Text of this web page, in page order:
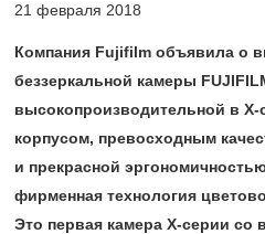
21 февраля 2018
Компания Fujifilm объявила о
беззеркальной камеры
высокопроизводительной в X-
корпусом, превосходным
и прекрасной
фирменная технология
Это первая камера Х-серии со